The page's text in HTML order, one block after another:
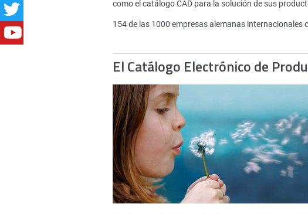
como el catálogo CAD para la solución de sus
154 de las 1000 empresas alemanas internacionales
El Catálogo Electrónico de